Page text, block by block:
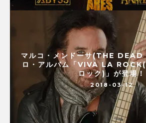
マルコ・メンドーサ(THE
ロ・アルバム「VIVA LA ROCK(
ロック)」が登場！
2018-03-12